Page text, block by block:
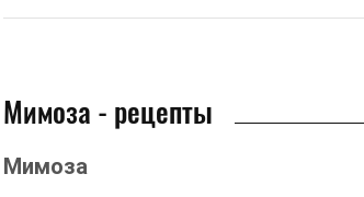
Мимоза - рецепты
Мимоза